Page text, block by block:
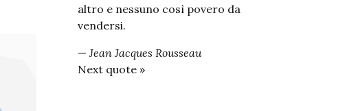
altro e nessuno così povero da
vendersi.
— Jean Jacques Rousseau
Next quote »